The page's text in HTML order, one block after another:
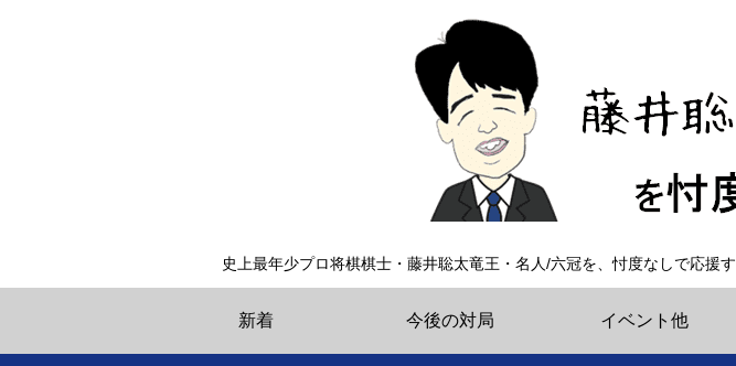
史上最年少プロ将棋棋士・藤井聡太竜王・名人/六冠を、忖度なしで応
新着 今後の対局 イベント他